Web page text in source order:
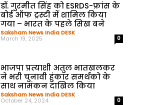
डॉ. गुरमीत सिंह को ESRDS-फ्रांस के
बोर्ड ऑफ ट्रस्टी में शामिल किया
गया – भारत के पहले सिख बने
Saksham News India DESK -
March 19, 2025 0
भाजपा प्रत्याशी अतुल भातखलकर
ने भरी चुनावी हुंकार समर्थको के
साथ नामंकन दाखिल किया
Saksham News India DESK -
October 24, 2024 0